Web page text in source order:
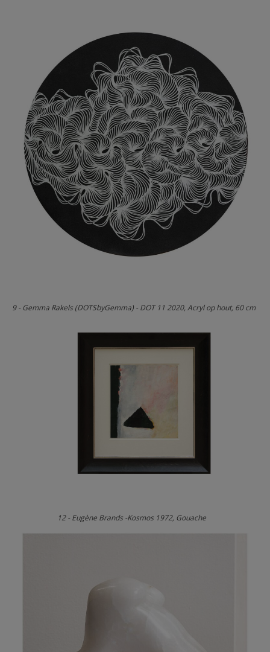
9 - Gemma Rakels (DOTSbyGemma) - DOT 11 2020, Acryl op hout, 60 cm
12 - Eugène Brands -Kosmos 1972, Gouache